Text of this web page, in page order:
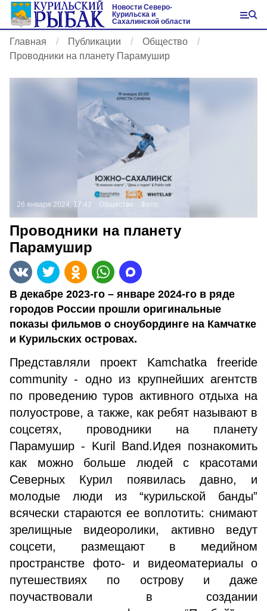
Новости Северо-
Курильска и
Сахалинской области
Главная Публикации
Общество
Проводники на планету Парамушир
26 января 2024, 17:42 Общество Фото:
Проводники на планету
Парамушир
В декабре 2023-го – январе 2024-го в ряде
городов России прошли оригинальные
показы фильмов о сноубординге на Камчатке
и Курильских островах.
Представляли проект Kamchatka freeride
community - одно из крупнейших агентств
по проведению туров активного отдыха на
полуострове, а также, как ребят называют в
соцсетях, проводники на планету
Парамушир - Kuril Band.Идея познакомить
как можно больше людей с красотами
Северных Курил появилась давно, и
молодые люди из “курильской банды”
всячески стараются ее воплотить: снимают
зрелищные видеоролики, активно ведут
соцсети, размещают в медийном
пространстве фото- и видеоматериалы о
путешествиях по острову и даже
поучаствовали в создании